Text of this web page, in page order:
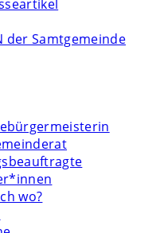
der Samtgemeinde
wo?